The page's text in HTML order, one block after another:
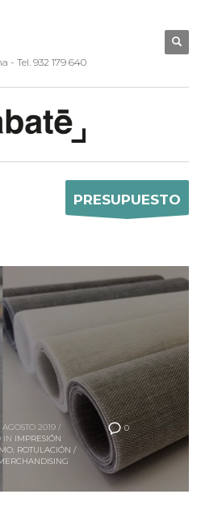
- Tel. 932 179 640
PRESUPUESTO
0
2019 /
IN IMPRESIÓN
, ROTULACIÓN /